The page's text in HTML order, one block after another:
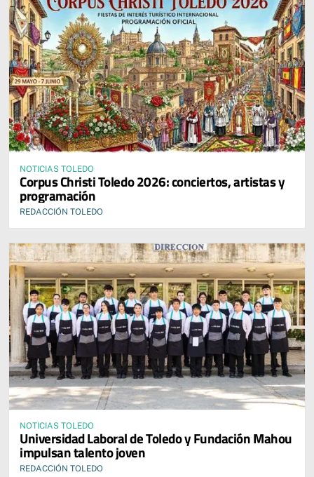
NOTICIAS TOLEDO
Corpus Christi Toledo 2026: conciertos, artistas y
programación
REDACCIÓN TOLEDO
NOTICIAS TOLEDO
Universidad Laboral de Toledo y Fundación Mahou
impulsan talento joven
REDACCIÓN TOLEDO